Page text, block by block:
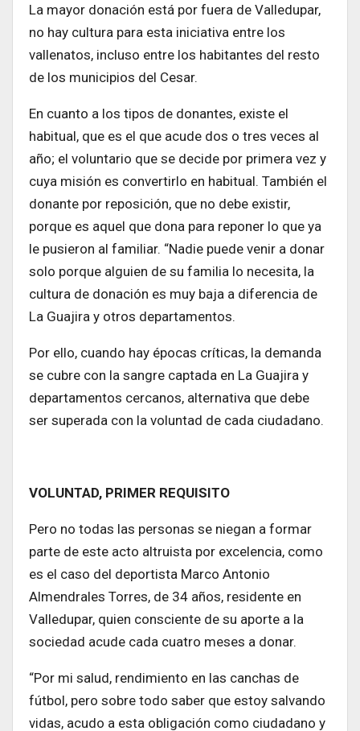
La mayor donación está por fuera de Valledupar,
no hay cultura para esta iniciativa entre los
vallenatos, incluso entre los habitantes del resto
de los municipios del Cesar.
En cuanto a los tipos de donantes, existe el
habitual, que es el que acude dos o tres veces al
año; el voluntario que se decide por primera vez y
cuya misión es convertirlo en habitual. También el
donante por reposición, que no debe existir,
porque es aquel que dona para reponer lo que ya
le pusieron al familiar. “Nadie puede venir a donar
solo porque alguien de su familia lo necesita, la
cultura de donación es muy baja a diferencia de
La Guajira y otros departamentos.
Por ello, cuando hay épocas críticas, la demanda
se cubre con la sangre captada en La Guajira y
departamentos cercanos, alternativa que debe
ser superada con la voluntad de cada ciudadano.
VOLUNTAD, PRIMER REQUISITO
Pero no todas las personas se niegan a formar
parte de este acto altruista por excelencia, como
es el caso del deportista Marco Antonio
Almendrales Torres, de 34 años, residente en
Valledupar, quien consciente de su aporte a la
sociedad acude cada cuatro meses a donar.
“Por mi salud, rendimiento en las canchas de
fútbol, pero sobre todo saber que estoy salvando
vidas, acudo a esta obligación como ciudadano y